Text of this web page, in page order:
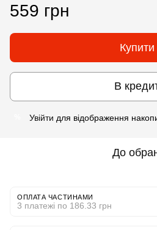
559 грн
Купити
В
Увійти для відображення
До
ОПЛАТА ЧАСТИНАМИ
3 платежі по 186.33 грн